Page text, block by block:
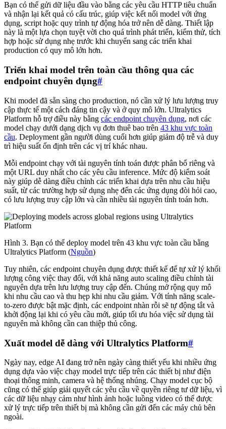
Bạn có thể gửi dữ liệu đầu vào bằng các yêu cầu HTTP tiêu chuẩn
và nhận lại kết quả có cấu trúc, giúp việc kết nối model với ứng
dụng, script hoặc quy trình tự động hóa trở nên dễ dàng. Thiết lập
này là một lựa chọn tuyệt vời cho quá trình phát triển, kiểm thử, tích
hợp hoặc sử dụng nhẹ trước khi chuyển sang các triển khai
production có quy mô lớn hơn.
Triển khai model trên toàn cầu thông qua các
endpoint chuyên dụng#
Khi model đã sẵn sàng cho production, nó cần xử lý lưu lượng truy
cập thực tế một cách đáng tin cậy và ở quy mô lớn. Ultralytics
Platform hỗ trợ điều này bằng các endpoint chuyên dụng, nơi các
model chạy dưới dạng dịch vụ đơn thuê bao trên 43 khu vực toàn
cầu. Deployment gần người dùng cuối hơn giúp giảm độ trễ và duy
trì hiệu suất ổn định trên các vị trí khác nhau.
Mỗi endpoint chạy với tài nguyên tính toán được phân bổ riêng và
một URL duy nhất cho các yêu cầu inference. Mức độ kiểm soát
này giúp dễ dàng điều chỉnh các triển khai dựa trên nhu cầu hiệu
suất, từ các trường hợp sử dụng nhẹ đến các ứng dụng đòi hỏi cao,
có lưu lượng truy cập lớn và cần nhiều tài nguyên tính toán hơn.
Hình 3. Bạn có thể deploy model trên 43 khu vực toàn cầu bằng
Ultralytics Platform (Nguồn)
Tuy nhiên, các endpoint chuyên dụng được thiết kế để tự xử lý khối
lượng công việc thay đổi, với khả năng auto scaling điều chỉnh tài
nguyên dựa trên lưu lượng truy cập đến. Chúng mở rộng quy mô
khi nhu cầu cao và thu hẹp khi nhu cầu giảm. Với tính năng scale-
to-zero được bật mặc định, các endpoint nhàn rỗi sẽ tự động tắt và
khởi động lại khi có yêu cầu mới, giúp tối ưu hóa việc sử dụng tài
nguyên mà không cần can thiệp thủ công.
Xuất model dễ dàng với Ultralytics Platform#
Ngày nay, edge AI đang trở nên ngày càng thiết yếu khi nhiều ứng
dụng dựa vào việc chạy model trực tiếp trên các thiết bị như điện
thoại thông minh, camera và hệ thống nhúng. Chạy model cục bộ
cũng có thể giúp giải quyết các yêu cầu về quyền riêng tư dữ liệu, vì
các dữ liệu nhạy cảm như hình ảnh hoặc luồng video có thể được
xử lý trực tiếp trên thiết bị mà không cần gửi đến các máy chủ bên
ngoài.